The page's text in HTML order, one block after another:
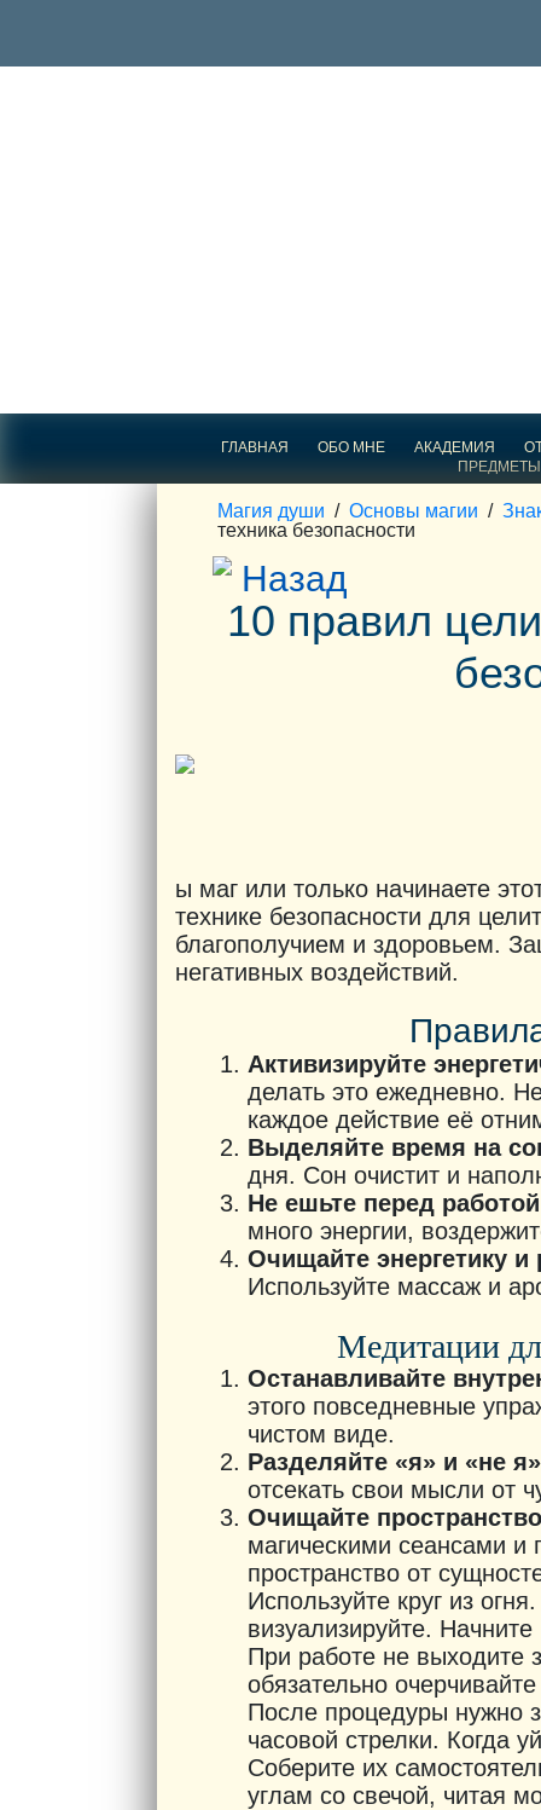
ГЛАВНАЯ ОБО МНЕ АКАДЕМИЯ
Магия души / Основы магии /
техника безопасности
Назад
10 правил
ы маг или только начинаете
технике безопасности для
благополучием и здоровьем.
негативных воздействий.
Активизируйте
делать это ежедневно.
каждое действие её
Выделяйте время на
дня. Сон очистит и
Не ешьте перед
много энергии,
Очищайте энергетику и
Используйте массаж и
Медитации
Останавливайте
этого повседневные
чистом виде.
Разделяйте «я» и «не
отсекать свои мысли от
Очищайте
магическими сеансами и
пространство от
Используйте круг из
визуализируйте.
При работе не выходите
обязательно
После процедуры нужно
часовой стрелки. Когда
Соберите их
углам со свечой, читая